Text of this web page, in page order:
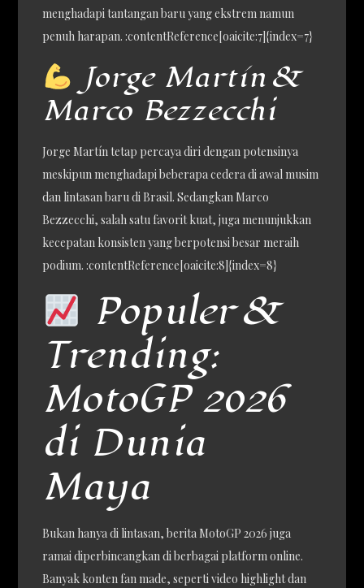
menghadapi tantangan baru yang ekstrem namun
penuh harapan. :contentReference[oaicite:7]{index=7}
Jorge Martín &
Marco Bezzecchi
Jorge Martín tetap percaya diri dengan potensinya
meskipun menghadapi beberapa cedera di awal musim
dan lintasan baru di Brasil. Sedangkan Marco
Bezzecchi, salah satu favorit kuat, juga menunjukkan
kecepatan konsisten yang berpotensi besar meraih
podium. :contentReference[oaicite:8]{index=8}
Populer &
Trending:
MotoGP 2026
di Dunia
Maya
Bukan hanya di lintasan, berita MotoGP 2026 juga
ramai diperbincangkan di berbagai platform online.
Banyak konten fan made, seperti video highlight dan